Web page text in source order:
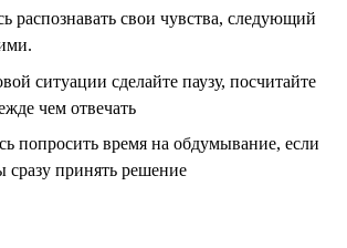
распознавать свои чувства, следующий
ситуации сделайте паузу, посчитайте
чем отвечать
попросить время на обдумывание, если
сразу принять решение